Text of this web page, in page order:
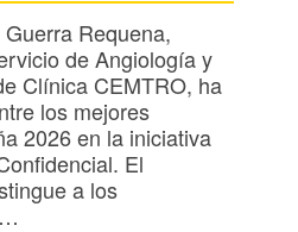
Requena,
de Angiología y
Clínica CEMTRO, ha
los mejores
2026 en la iniciativa
El
a los